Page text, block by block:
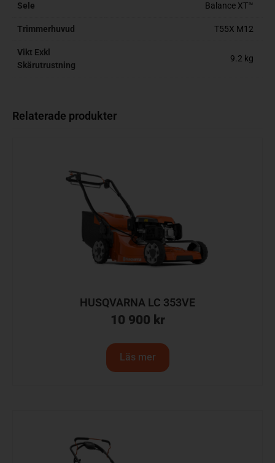
Sele Balance XT™
Trimmerhuvud T55X M12
Vikt Exkl
Skärutrustning
9.2 kg
Relaterade produkter
HUSQVARNA LC 353VE
10 900 kr
Läs mer